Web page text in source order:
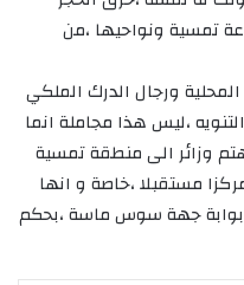
تمسية ونواحيها ،من
ورجال الدرك الملكي
،ليس هذا مجاملة انما
وزائر الى منطقة تمسية
مستقبلا ،خاصة و انها
بوابة جهة سوس ماسة ،بحكم